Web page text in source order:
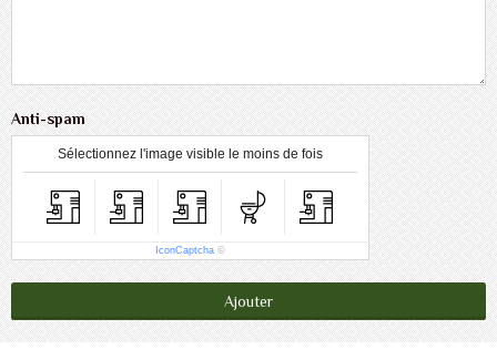
Anti-spam
Sélectionnez l'image visible le moins de fois
IconCaptcha ©
Ajouter